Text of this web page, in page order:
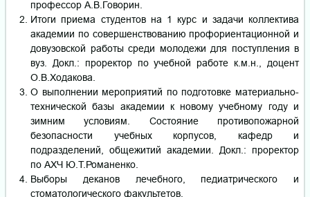
профессор А.В.Говорин.
Итоги приема студентов на 1 курс и задачи коллектива
академии по совершенствованию профориентационной и
довузовской работы среди молодежи для поступления в
вуз. Докл.: проректор по учебной работе к.м.н., доцент
О.В.Ходакова.
О выполнении мероприятий по подготовке материально-
технической базы академии к новому учебному году и
зимним условиям. Состояние противопожарной
безопасности учебных корпусов, кафедр и
подразделений, общежитий академии. Докл.: проректор
по АХЧ Ю.Т.Романенко.
Выборы деканов лечебного, педиатрического и
стоматологического факультетов.